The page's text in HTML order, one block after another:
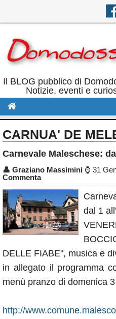
Il BLOG pubblico di
Notizie, eventi e
Politica
Eventi
Rubriche
Calendario
CARNUA' DE
Carnevale Maleschese:
👤 Graziano Massimini ⌚ 31
Commenta
dal 1
DELLE FIABE", musica e
in allegato il programma
menù pranzo di domenica
http://